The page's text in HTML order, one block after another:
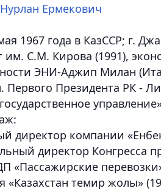
Ермекович
1967 года в КазССР; г.
им. С.М. Кирова (1991),
ЭНИ-Аджип Милан
Президента РК -
директор компании
директор Конгресса
«Пассажирские
«Казахстан темир жолы»